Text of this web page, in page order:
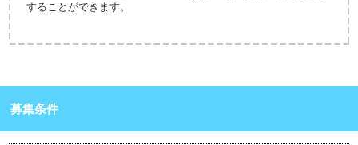
することができます。
募集条件